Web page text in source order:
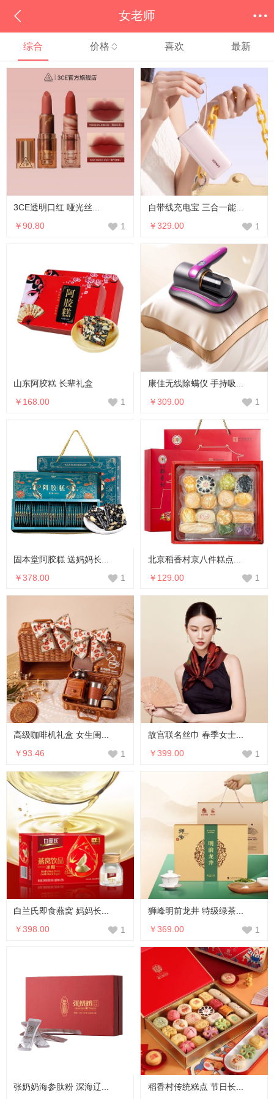
女老师
综合 价格 喜欢 最新
3CE透明口红 哑光丝...
￥90.80
1
自带线充电宝 三合一能...
￥329.00
1
山东阿胶糕 长辈礼盒
￥168.00
1
康佳无线除螨仪 手持吸...
￥309.00
1
固本堂阿胶糕 送妈妈长...
￥378.00
1
北京稻香村京八件糕点...
￥129.00
1
高级咖啡机礼盒 女生闺...
￥93.46
1
故宫联名丝巾 春季女士...
￥399.00
1
白兰氏即食燕窝 妈妈长...
￥398.00
1
狮峰明前龙井 特级绿茶...
￥369.00
1
张奶奶海参肽粉 深海辽... 稻香村传统糕点 节日长...